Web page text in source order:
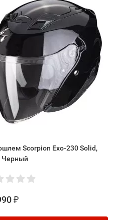
Scorpion Exo-230 Solid,
Черный
₽